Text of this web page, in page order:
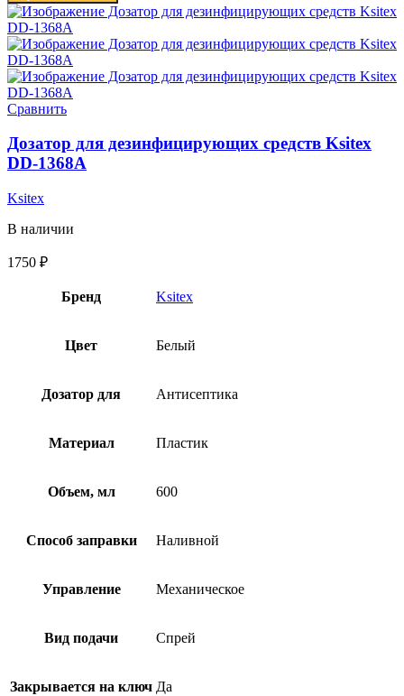
Сравнить
Дозатор для дезинфицирующих средств Ksitex
DD-1368A
Ksitex
В наличии
1750 ₽
Бренд Ksitex
Цвет Белый
Дозатор для Антисептика
Материал Пластик
Объем, мл 600
Способ заправки Наливной
Управление Механическое
Вид подачи Спрей
Закрывается на ключ Да